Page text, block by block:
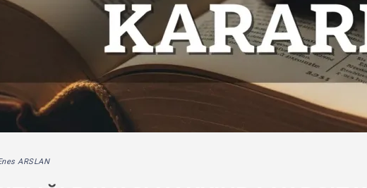
ARSLAN